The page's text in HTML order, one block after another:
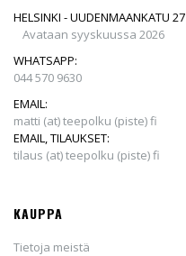
HELSINKI - UUDENMAANKATU 27
Avataan syyskuussa 2026
WHATSAPP:
044 570 9630
EMAIL:
matti (at) teepolku (piste) fi
EMAIL, TILAUKSET:
tilaus (at) teepolku (piste) fi
KAUPPA
Tietoja meistä